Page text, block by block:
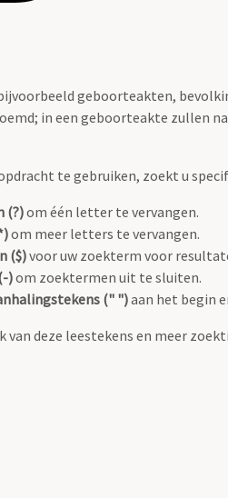
geboorteakten,
in een geboorteakte zullen
te gebruiken, zoekt u
(?)om één letter te vervangen.
om meer letters te vervangen.
($)voor uw zoekterm voor
)om zoektermen uit te sluiten.
(" ")aan het begin
van deze leestekens en meer